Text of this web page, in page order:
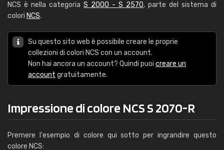
NCS è nella categoria S 2000 - S 2570, parte del sistema di
colori NCS.
Su questo sito web è possibile creare le proprie
collezioni di colori NCS con un account.
Non hai ancora un account? Quindi puoi creare un
account gratuitamente.
Impressione di colore NCS S 2070-R
Premere l'esempio di colore qui sotto per ingrandire questo
colore NCS: